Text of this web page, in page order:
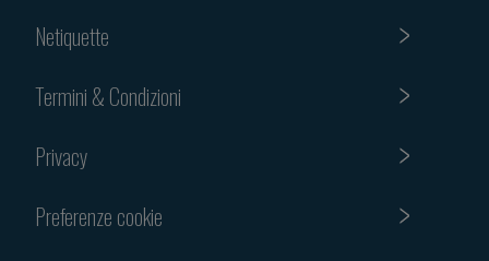
Netiquette
Termini & Condizioni
Privacy
Preferenze cookie